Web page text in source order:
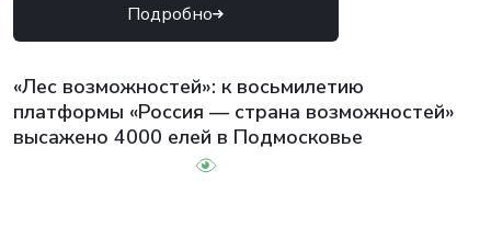
Подробно
«Лес возможностей»: к восьмилетию
платформы «Россия — страна возможностей»
высажено 4000 елей в Подмосковье